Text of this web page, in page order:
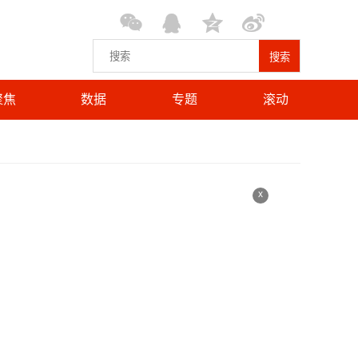
搜索
焦 数据 专题 滚动
x